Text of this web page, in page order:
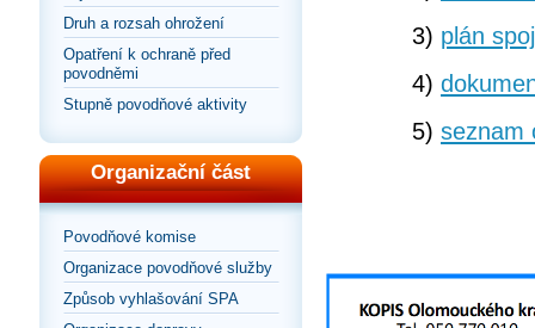
Druh a rozsah ohrožení
Opatření k ochraně před
povodněmi
Stupně povodňové aktivity
Organizační část
Povodňové komise
Organizace povodňové služby
Způsob vyhlašování SPA
3) plán
4)
5) seznam